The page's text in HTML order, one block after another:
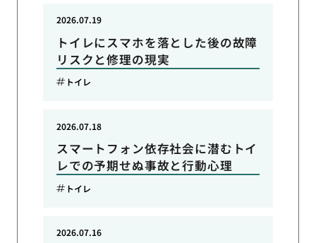
トイレにスマホを落とした後の故障
リスクと修理の現実
2026.07.19
トイレ
スマートフォン依存社会に潜むトイ
レでの予期せぬ事故と行動心理
2026.07.18
トイレ
2026.07.16